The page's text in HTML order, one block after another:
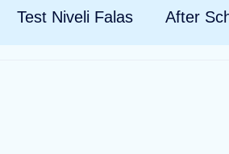
Test Niveli Falas After